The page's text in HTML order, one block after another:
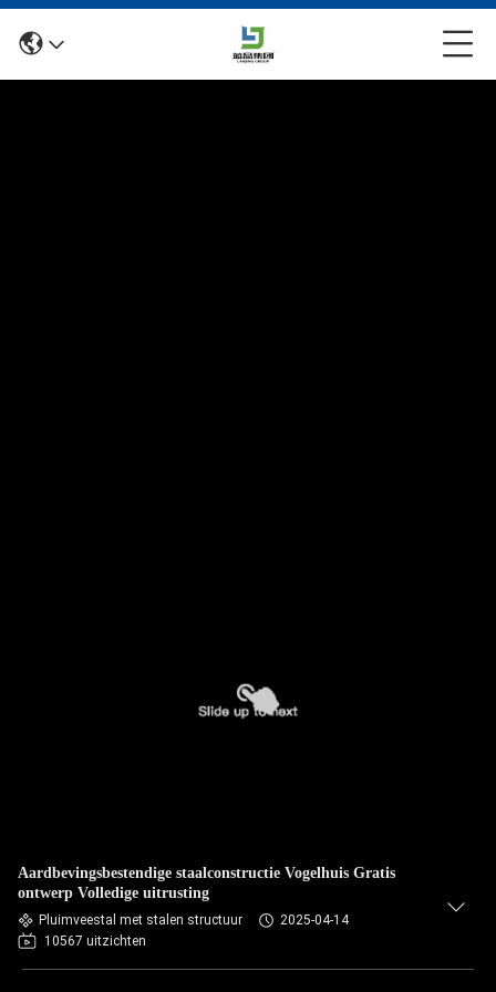
Aardbevingsbestendige staalconstructie Vogelhuis Gratis
ontwerp Volledige uitrusting
Pluimveestal met stalen structuur
2025-04-14
10567 uitzichten